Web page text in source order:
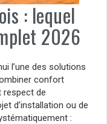
: lequel
2026
l’une des solutions
confort
respect de
d’installation ou de
: